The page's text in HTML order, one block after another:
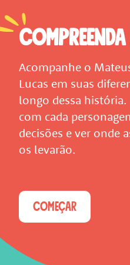
Acompanhe o
Lucas em suas
longo dessa
com cada
decisões e ver onde
os levarão.
COMEÇAR